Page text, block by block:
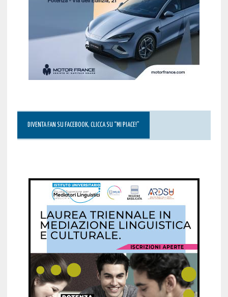
DIVENTA FAN SU FACEBOOK, CLICCA SU “MI PIACE!”